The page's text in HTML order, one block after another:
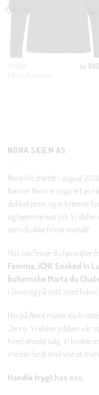
GENSER
Elle puff sweater
kr
NORA SKIEN AS
Nora ble startet i august
Navnet Nora er inspirert av
dukkehjem», og vi brenner
og hjemme hos oss. Vi
som du ikke finner overalt!
Hos oss finner du favoritter
Femme, ICHI, Soaked In
bohemske Marta du
i Skien og på nett, med
Her på Nora møter du
Jenny. Vi elsker jobben vår
hvert eneste salg. Vi bruker
medier fordi vi vil vise at
Handle trygt hos oss:
En liten
Bli en del av Nora-
Nei takk,